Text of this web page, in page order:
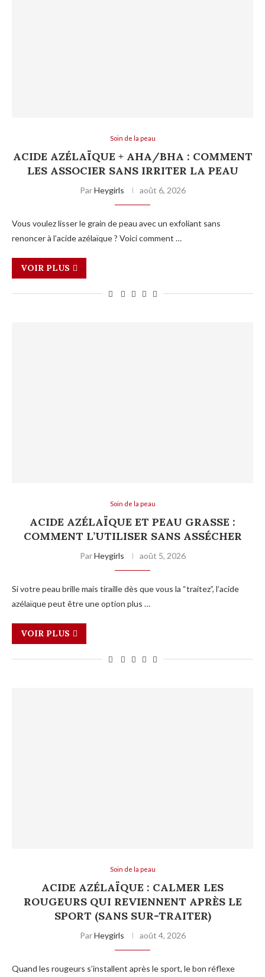
Soin de la peau
ACIDE AZÉLAÏQUE + AHA/BHA : COMMENT
LES ASSOCIER SANS IRRITER LA PEAU
ParHeygirls août 6, 2026
Vous voulez lisser le grain de peau avec un exfoliant sans
renoncer à l’acide azélaïque ? Voici comment …
VOIR PLUS
Soin de la peau
ACIDE AZÉLAÏQUE ET PEAU GRASSE :
COMMENT L’UTILISER SANS ASSÉCHER
ParHeygirls août 5, 2026
Si votre peau brille mais tiraille dès que vous la “traitez”, l’acide
azélaïque peut être une option plus …
VOIR PLUS
Soin de la peau
ACIDE AZÉLAÏQUE : CALMER LES
ROUGEURS QUI REVIENNENT APRÈS LE
SPORT (SANS SUR-TRAITER)
ParHeygirls août 4, 2026
Quand les rougeurs s’installent après le sport, le bon réflexe